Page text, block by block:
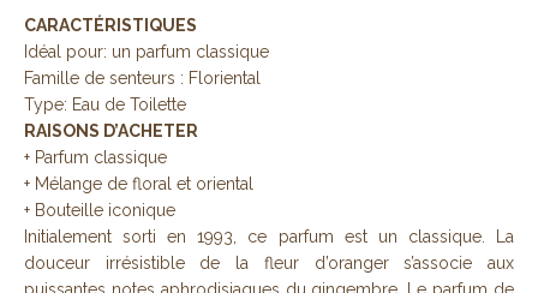
CARACTÉRISTIQUES
Idéal pour: un parfum classique
Famille de senteurs : Floriental
Type: Eau de Toilette
RAISONS D’ACHETER
+ Parfum classique
+ Mélange de floral et oriental
+ Bouteille iconique
Initialement sorti en 1993, ce parfum est un classique. La
douceur irrésistible de la fleur d’oranger s’associe aux
puissantes notes aphrodisiaques du gingembre. Le parfum de